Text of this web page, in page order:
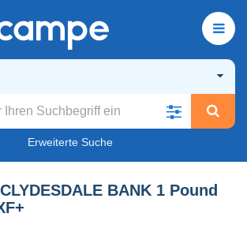
Erweiterte Suche
BANK 1 Pound